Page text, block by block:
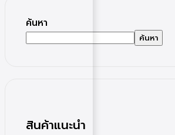
ค้นหา
ค้นหา
สินค้าแนะนำ